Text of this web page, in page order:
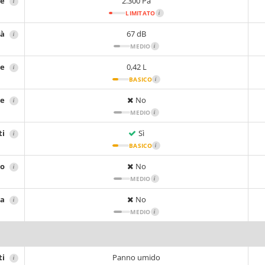
LIMITATO i
i 67 dB
MEDIO i
i 0,42 L
BASICO i
i No
MEDIO i
i Sì
BASICO i
i No
MEDIO i
i No
MEDIO i
i Panno umido